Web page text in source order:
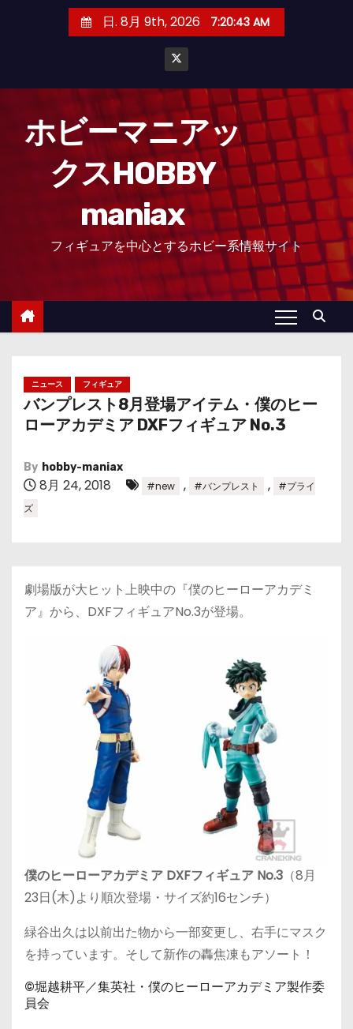
日. 8月 9th, 2026 7:20:43 AM
ホビーマニアッ
クスHOBBY
maniax
フィギュアを中心とするホビー系情報サイト
ニュース フィギュア
バンプレスト8月登場アイテム・僕のヒー
ローアカデミア DXFフィギュア No.3
By hobby-maniax
8月 24, 2018 #new , #バンプレスト ,
#プライ
ズ
劇場版が大ヒット上映中の『僕のヒーローアカデミ
ア』から、DXFフィギュアNo.3が登場。
僕のヒーローアカデミア DXFフィギュア No.3 （8月
23日(木)より順次登場・サイズ約16センチ）
緑谷出久は以前出た物から一部変更し、右手にマスク
を持っています。そして新作の轟焦凍もアソート！
©堀越耕平／集英社・僕のヒーローアカデミア製作委
員会